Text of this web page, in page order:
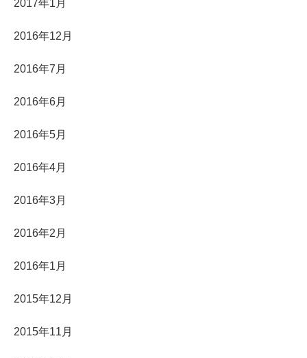
2017年1月
2016年12月
2016年7月
2016年6月
2016年5月
2016年4月
2016年3月
2016年2月
2016年1月
2015年12月
2015年11月